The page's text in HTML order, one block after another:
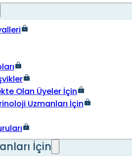
Olan Üyeler İçin
Uzmanları İçin
İçin